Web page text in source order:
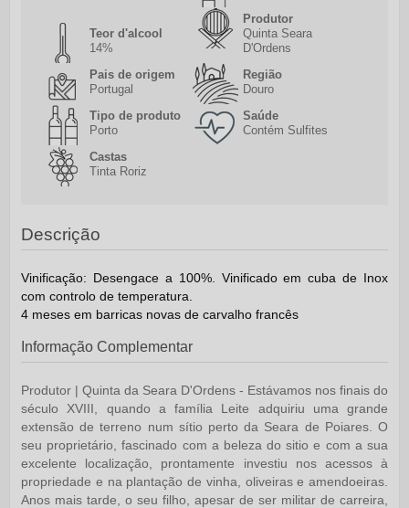
Teor d'alcool
14%
Produtor
Quinta Seara
D'Ordens
Pais de origem
Portugal
Região
Douro
Tipo de produto
Porto
Saúde
Contém Sulfites
Castas
Tinta Roriz
Descrição
Vinificação: Desengace a 100%. Vinificado em cuba de Inox
com controlo de temperatura.
4 meses em barricas novas de carvalho francês
Informação Complementar
Produtor | Quinta da Seara D'Ordens - Estávamos nos finais do
século XVIII, quando a família Leite adquiriu uma grande
extensão de terreno num sítio perto da Seara de Poiares. O
seu proprietário, fascinado com a beleza do sitio e com a sua
excelente localização, prontamente investiu nos acessos à
propriedade e na plantação de vinha, oliveiras e amendoeiras.
Anos mais tarde, o seu filho, apesar de ser militar de carreira,